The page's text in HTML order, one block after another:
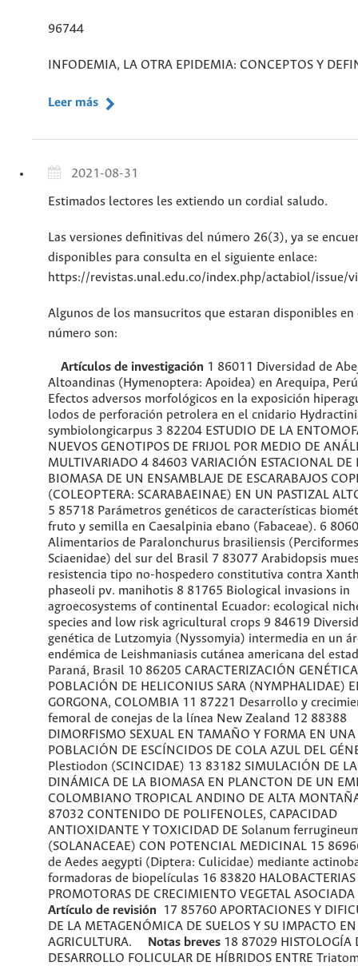
96744
INFODEMIA, LA OTRA EPIDEMIA: CONCEPTOS Y
Leer más
2021-08-31
Estimados lectores les extiendo un cordial saludo.
Las versiones definitivas del número 26(3), ya se
disponibles para consulta en el siguiente enlace:
https://revistas.unal.edu.co/index.php/actabiol/issue/
Algunos de los mansucritos que estaran disponibles en
número son:
Artículos de investigación 1 86011 Diversidad de
Altoandinas (Hymenoptera: Apoidea) en Arequipa,
Efectos adversos morfológicos en la exposición
lodos de perforación petrolera en el cnidario
symbiolongicarpus 3 82204 ESTUDIO DE LA
NUEVOS GENOTIPOS DE FRIJOL POR MEDIO DE
MULTIVARIADO 4 84603 VARIACIÓN ESTACIONAL DE
BIOMASA DE UN ENSAMBLAJE DE ESCARABAJOS
(COLEOPTERA: SCARABAEINAE) EN UN PASTIZAL
5 85718 Parámetros genéticos de características
fruto y semilla en Caesalpinia ebano (Fabaceae). 6
Alimentarios de Paralonchurus brasiliensis
Sciaenidae) del sur del Brasil 7 83077 Arabidopsis
resistencia tipo no-hospedero constitutiva contra
phaseoli pv. manihotis 8 81765 Biological invasions in
agroecosystems of continental Ecuador: ecological
species and low risk agricultural crops 9 84619
genética de Lutzomyia (Nyssomyia) intermedia en un
endémica de Leishmaniasis cutánea americana del
Paraná, Brasil 10 86205 CARACTERIZACIÓN
POBLACIÓN DE HELICONIUS SARA (NYMPHALIDAE)
GORGONA, COLOMBIA 11 87221 Desarrollo y
femoral de conejas de la línea New Zealand 12 88388
DIMORFISMO SEXUAL EN TAMAÑO Y FORMA EN UNA
POBLACIÓN DE ESCÍNCIDOS DE COLA AZUL DEL
Plestiodon (SCINCIDAE) 13 83182 SIMULACIÓN DE LA
DINÁMICA DE LA BIOMASA EN PLANCTON DE UN
COLOMBIANO TROPICAL ANDINO DE ALTA
87032 CONTENIDO DE POLIFENOLES, CAPACIDAD
ANTIOXIDANTE Y TOXICIDAD DE Solanum
(SOLANACEAE) CON POTENCIAL MEDICINAL 15
de Aedes aegypti (Diptera: Culicidae) mediante
formadoras de biopelículas 16 83820 HALOBACTERIAS
PROMOTORAS DE CRECIMIENTO VEGETAL
Artículo de revisión
17 85760 APORTACIONES Y
DE LA METAGENÓMICA DE SUELOS Y SU IMPACTO
AGRICULTURA.
Notas breves 18 87029 HISTOLOGÍA
DESARROLLO FOLICULAR DE HÍBRIDOS ENTRE